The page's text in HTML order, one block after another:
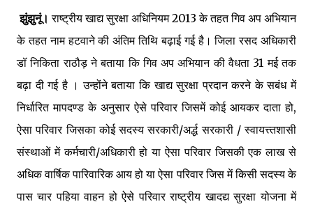
झुंझुनूं।राष्ट्रीय खाद्य सुरक्षा अधिनियम 2013 के तहत गिव अप अभियान
के तहत नाम हटवाने की अंतिम तिथि बढ़ाई गई है। जिला रसद अधिकारी
डॉ निकिता राठौड़ ने बताया कि गिव अप अभियान की वैधता 31 मई तक
बढ़ा दी गई है । उन्होंने बताया कि खाद्य सुरक्षा प्रदान करने के सबंध में
निर्धारित मापदण्ड के अनुसार ऐसे परिवार जिसमें कोई आयकर दाता हो,
ऐसा परिवार जिसका कोई सदस्य सरकारी/अर्द्ध सरकारी / स्वायत्त्तशासी
संस्थाओं में कर्मचारी/अधिकारी हो या ऐसा परिवार जिसकी एक लाख से
अधिक वार्षिक पारिवारिक आय हो या ऐसा परिवार जिस में किसी सदस्य के
पास चार पहिया वाहन हो ऐसे परिवार राष्ट्रीय खादद्य सुरक्षा योजना में